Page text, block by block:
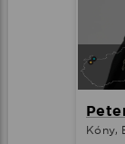
Kóny,